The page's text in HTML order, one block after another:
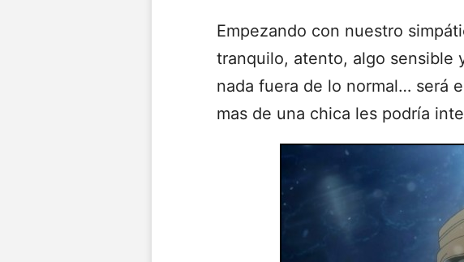
Empezando con nuestro
tranquilo, atento, algo sensible
nada fuera de lo normal… será
mas de una chica les podría